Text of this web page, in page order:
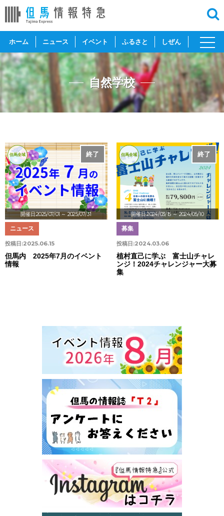
ホーム ニュース イベント ふるさと しぜん
toggle
自然学校
開催日:2025/07/01～ 2025/07/31
終了
但馬全域
投稿日:2025.06.15
ニュース
但馬内 2025年7月のイベント
情報
開催日:2024/03/15 ～ 2024/05/10
終了
但馬全域
投稿日:2024.03.06
募集
植村直己に学ぶ 富士山チャレ
ンジ！2024チャレンジャー大募
集